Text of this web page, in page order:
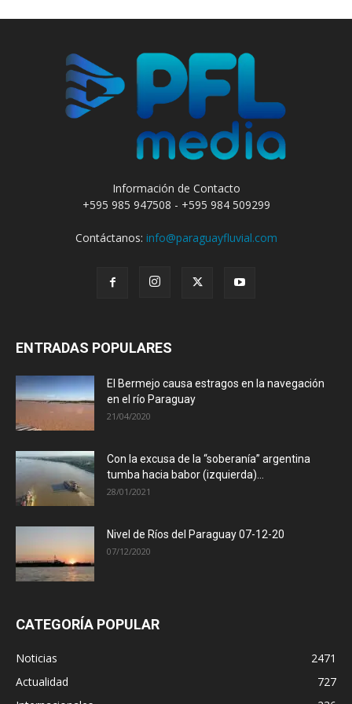
Información de Contacto
+595 985 947508 - +595 984 509299
Contáctanos: info@paraguayfluvial.com
ENTRADAS POPULARES
El Bermejo causa estragos en la navegación
en el río Paraguay
21/04/2020
Con la excusa de la “soberanía” argentina
tumba hacia babor (izquierda)...
28/01/2021
Nivel de Ríos del Paraguay 07-12-20
07/12/2020
CATEGORÍA POPULAR
Noticias
2471
Actualidad
727